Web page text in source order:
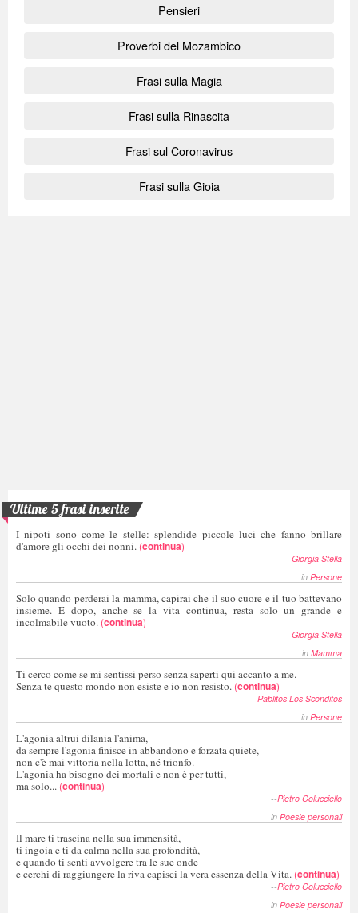
Pensieri
Proverbi del Mozambico
Frasi sulla Magia
Frasi sulla Rinascita
Frasi sul Coronavirus
Frasi sulla Gioia
Ultime 5 frasi inserite
I nipoti sono come le stelle: splendide piccole luci che fanno brillare
d'amore gli occhi dei nonni. (continua)
--Giorgia Stella
in Persone
Solo quando perderai la mamma, capirai che il suo cuore e il tuo battevano
insieme. E dopo, anche se la vita continua, resta solo un grande e
incolmabile vuoto. (continua)
--Giorgia Stella
in Mamma
Ti cerco come se mi sentissi perso senza saperti qui accanto a me.
Senza te questo mondo non esiste e io non resisto. (continua)
--Pablitos Los Sconditos
in Persone
L'agonia altrui dilania l'anima,
da sempre l'agonia finisce in abbandono e forzata quiete,
non c'è mai vittoria nella lotta, né trionfo.
L'agonia ha bisogno dei mortali e non è per tutti,
ma solo... (continua)
--Pietro Colucciello
in Poesie personali
Il mare ti trascina nella sua immensità,
ti ingoia e ti da calma nella sua profondità,
e quando ti senti avvolgere tra le sue onde
e cerchi di raggiungere la riva capisci la vera essenza della Vita. (continua)
--Pietro Colucciello
in Poesie personali